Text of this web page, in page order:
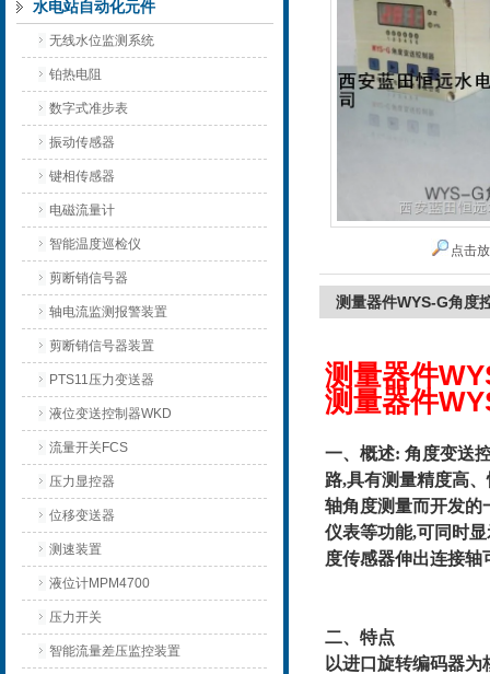
水电站自动化元件
无线水位监测系统
铂热电阻
数字式准步表
振动传感器
键相传感器
电磁流量计
智能温度巡检仪
剪断销信号器
轴电流监测报警装置
剪断销信号器装置
PTS11压力变送器
液位变送控制器WKD
流量开关FCS
压力显控器
位移变送器
测速装置
液位计MPM4700
压力开关
智能流量差压监控装置
点击
测量器件WYS-G角度
测量器件
测量器件
一、概述: 角度变送
路,具有测量精度高
轴角度测量而开发的
仪表等功能,可同时
度传感器伸出连接
二、特点
以进口旋转编码器